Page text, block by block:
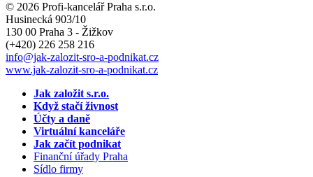
© 2026 Profi-kancelář Praha s.r.o.
Husinecká 903/10
130 00 Praha 3 - Žižkov
(+420) 226 258 216
info@jak-zalozit-sro-a-podnikat.cz
www.jak-zalozit-sro-a-podnikat.cz
Jak založit s.r.o.
Když stačí živnost
Účty a daně
Virtuální kanceláře
Jak začít podnikat
Finanční úřady Praha
Sídlo firmy